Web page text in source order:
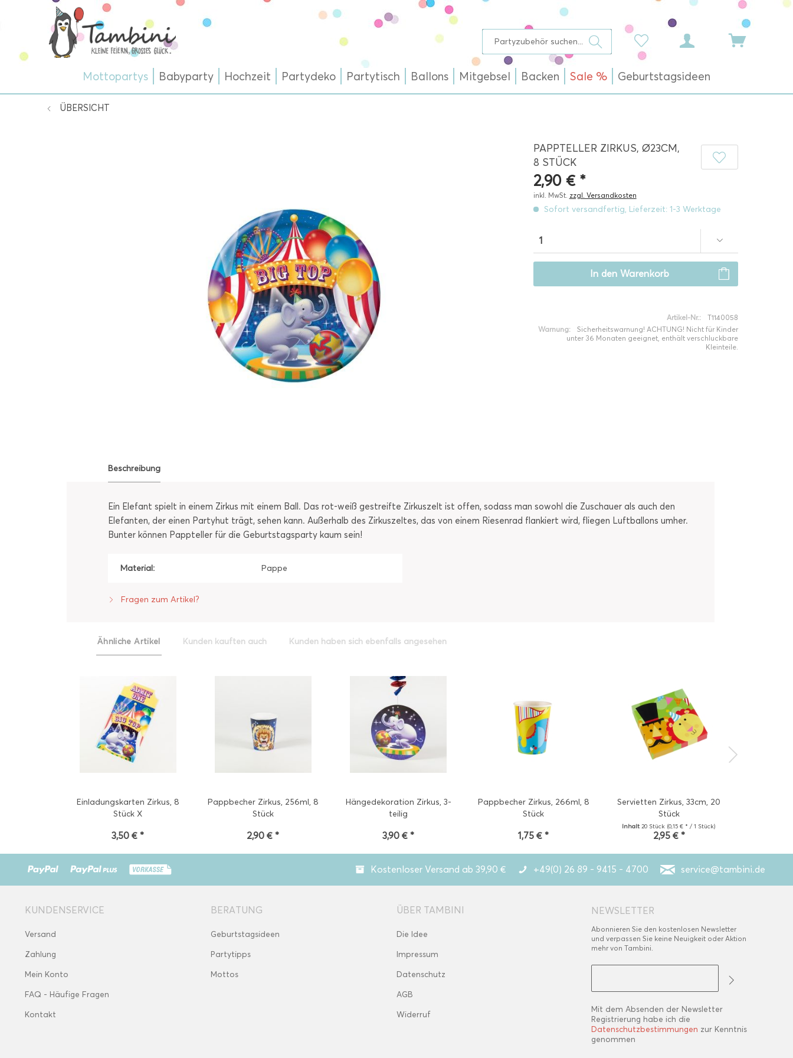
Mottopartys Babyparty Hochzeit Partydeko Partytisch Ballons Mitgebsel Backen Sale % Geburtstagsideen
ÜBERSICHT
PAPPTELLER ZIRKUS, Ø23CM,
8 STÜCK
2,90 € *
inkl. MwSt. zzgl. Versandkosten
Sofort versandfertig, Lieferzeit: 1-3 Werktage
In den Warenkorb
Artikel-Nr.:
T1140058
Warnung:
Sicherheitswarnung! ACHTUNG! Nicht für Kinder
unter 36 Monaten geeignet, enthält verschluckbare
Kleinteile.
Beschreibung
Ein Elefant spielt in einem Zirkus mit einem Ball. Das rot-weiß gestreifte Zirkuszelt ist offen, sodass man sowohl die Zuschauer als auch den
Elefanten, der einen Partyhut trägt, sehen kann. Außerhalb des Zirkuszeltes, das von einem Riesenrad flankiert wird, fliegen Luftballons umher.
Bunter können Pappteller für die Geburtstagsparty kaum sein!
Material: Pappe
Fragen zum Artikel?
Ähnliche Artikel Kunden kauften auch Kunden haben sich ebenfalls angesehen
Einladungskarten Zirkus, 8
Stück X
3,50 € *
Pappbecher Zirkus, 256ml, 8
Stück
2,90 € *
Hängedekoration Zirkus, 3-
teilig
3,90 € *
Pappbecher Zirkus, 266ml, 8
Stück
1,75 € *
Servietten Zirkus, 33cm, 20
Stück
Inhalt20 Stück (0,15 € * / 1 Stück)
2,95 € *
Kostenloser Versand ab 39,90 € +49(0) 26 89 - 9415 - 4700 service@tambini.de
KUNDENSERVICE
Versand
Zahlung
Mein Konto
FAQ - Häufige Fragen
Kontakt
BERATUNG
Geburtstagsideen
Partytipps
Mottos
ÜBER TAMBINI
Die Idee
Impressum
Datenschutz
AGB
Widerruf
NEWSLETTER
Abonnieren Sie den kostenlosen Newsletter
und verpassen Sie keine Neuigkeit oder Aktion
mehr von Tambini.
Mit dem Absenden der Newsletter
Registrierung habe ich die
Datenschutzbestimmungen zur Kenntnis
genommen